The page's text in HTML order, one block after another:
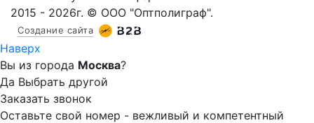
2015 - 2026г. © ООО "Оптполиграф".
Создание сайта
Наверх
Вы из города Москва?
Да Выбрать другой
Заказать звонок
Оставьте свой номер - вежливый и компетентный